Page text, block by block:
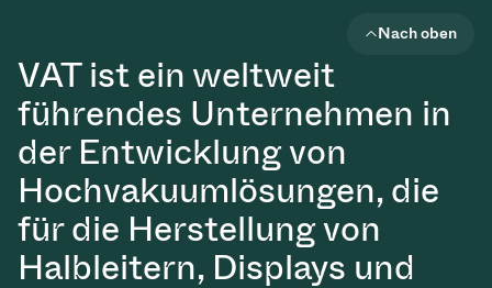
VAT ist ein weltweit
führendes Unternehmen in
der Entwicklung von
Hochvakuumlösungen, die
für die Herstellung von
Halbleitern, Displays und
Nach oben